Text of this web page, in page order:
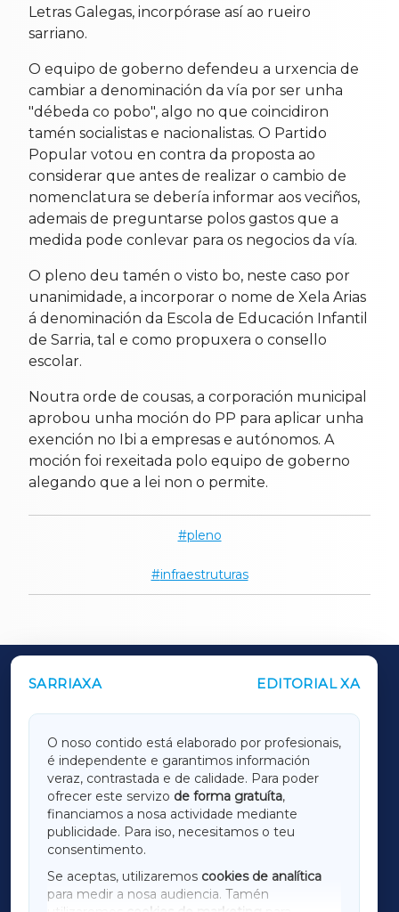
Letras Galegas, incorpórase así ao rueiro
sarriano.
O equipo de goberno defendeu a urxencia de
cambiar a denominación da vía por ser unha
"débeda co pobo", algo no que coincidiron
tamén socialistas e nacionalistas. O Partido
Popular votou en contra da proposta ao
considerar que antes de realizar o cambio de
nomenclatura se debería informar aos veciños,
ademais de preguntarse polos gastos que a
medida pode conlevar para os negocios da vía.
O pleno deu tamén o visto bo, neste caso por
unanimidade, a incorporar o nome de Xela Arias
á denominación da Escola de Educación Infantil
de Sarria, tal e como propuxera o consello
escolar.
Noutra orde de cousas, a corporación municipal
aprobou unha moción do PP para aplicar unha
exención no Ibi a empresas e autónomos. A
moción foi rexeitada polo equipo de goberno
alegando que a lei non o permite.
pleno
infraestruturas
SARRIAXA EDITORIAL XA
O noso contido está elaborado por profesionais,
é independente e garantimos información
veraz, contrastada e de calidade. Para poder
ofrecer este servizo de forma gratuíta,
financiamos a nosa actividade mediante
publicidade. Para iso, necesitamos o teu
consentimento.
Se aceptas, utilizaremos cookies de analítica
para medir a nosa audiencia. Tamén
OUTROS PERIÓDICOS
LUGOXA
TERRACHAXA